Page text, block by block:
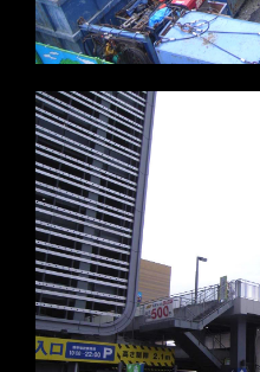
※写真をクリックすると拡大しま